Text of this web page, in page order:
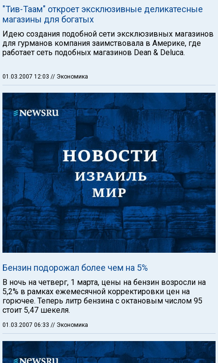
"Тив-Таам" откроет эксклюзивные деликатесные
магазины для богатых
Идею создания подобной сети эксклюзивных магазинов
для гурманов компания заимствовала в Америке, где
работает сеть подобных магазинов Dean & Deluca.
01.03.2007 12:03 // Экономика
Бензин подорожал более чем на 5%
В ночь на четверг, 1 марта, цены на бензин возросли на
5,2% в рамках ежемесячной корректировки цен на
горючее. Теперь литр бензина с октановым числом 95
стоит 5,47 шекеля.
01.03.2007 06:33 // Экономика